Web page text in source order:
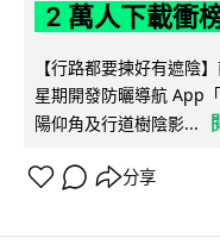
2 萬人下載衝
【行路都要揀好有遮陰
星期開發防曬導航 App
陽仰角及行道樹陰影...
分享